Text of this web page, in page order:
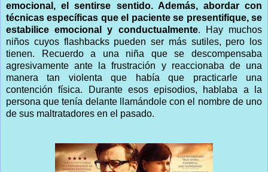
emocional, el sentirse sentido. Además, abordar con
técnicas específicas que el paciente se presentifique, se
estabilice emocional y conductualmente. Hay muchos
niños cuyos flashbacks pueden ser más sutiles, pero los
tienen. Recuerdo a una niña que se descompensaba
agresivamente ante la frustración y reaccionaba de una
manera tan violenta que había que practicarle una
contención física. Durante esos episodios, hablaba a la
persona que tenía delante llamándole con el nombre de uno
de sus maltratadores en el pasado.